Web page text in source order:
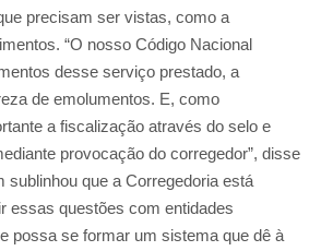
precisam ser vistas, como a
“O nosso Código Nacional
desse serviço prestado, a
de emolumentos. E, como
a fiscalização através do selo e
provocação do corregedor”, disse
sublinhou que a Corregedoria está
essas questões com entidades
possa se formar um sistema que dê à